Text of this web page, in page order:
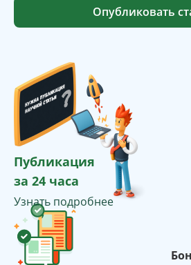
Опубликовать
Публикация
за 24 часа
Узнать подробнее